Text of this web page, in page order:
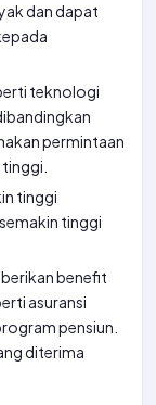
dan dapat
teknologi
permintaan
tinggi
tinggi
benefit
asuransi
pensiun.
diterima